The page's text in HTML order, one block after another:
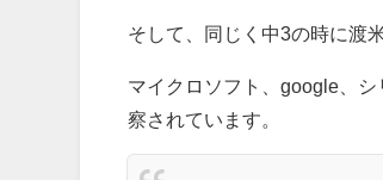
そして、同じく中3の時に渡米
マイクロソフト、google、
察されています。